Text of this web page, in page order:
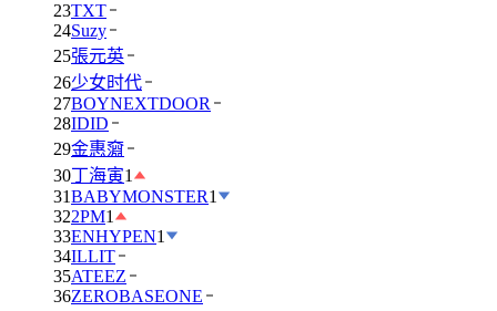
23TXT
24Suzy
25張元英
26少女时代
27BOYNEXTDOOR
28IDID
29金惠奫
30丁海寅1
31BABYMONSTER1
322PM1
33ENHYPEN1
34ILLIT
35ATEEZ
36ZEROBASEONE